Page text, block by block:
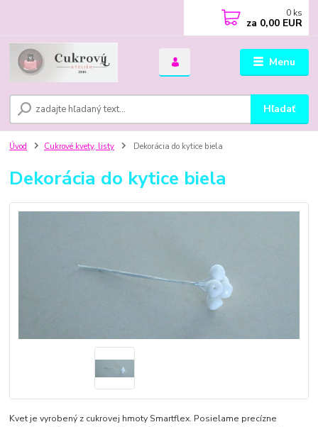
Menu
Hľadať
0 ks
za 0,00 EUR
Úvod Cukrové kvety, listy Dekorácia do kytice biela
Dekorácia do kytice biela
Kvet je vyrobený z cukrovej hmoty Smartflex. Posielame precízne